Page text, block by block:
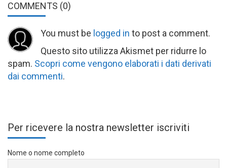
COMMENTS (0)
You must be logged in to post a comment.
Questo sito utilizza Akismet per ridurre lo
spam. Scopri come vengono elaborati i dati derivati
dai commenti.
Per ricevere la nostra newsletter iscriviti
Nome o nome completo